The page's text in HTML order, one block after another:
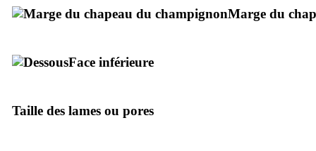
Marge du
Face inférieure
Taille des lames ou pores